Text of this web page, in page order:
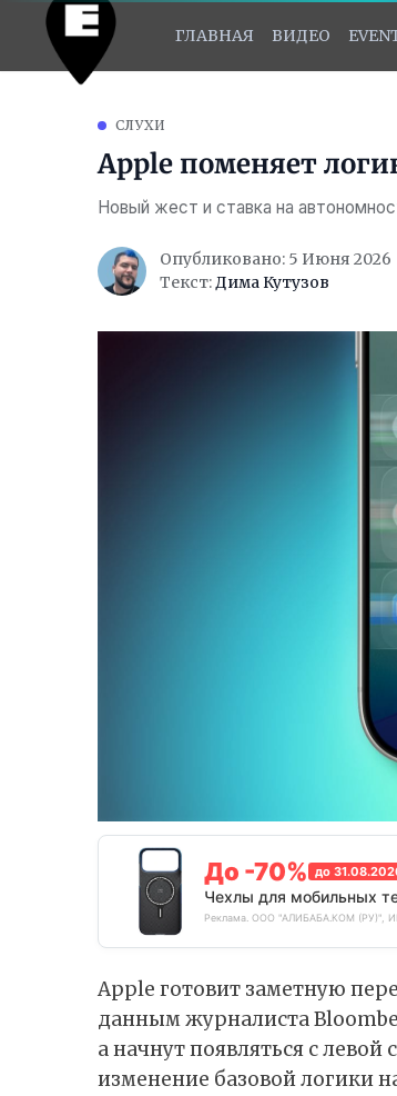
ГЛАВНАЯ ВИДЕО
СЛУХИ
Apple поменяет
Новый жест и ставка на
Опубликовано: 5 Июня 2026
Текст:Дима Кутузов
До -70% до
Чехлы для мобильных
Реклама. ООО "АЛИБАБА.КОМ (РУ)",
Apple готовит заметную
даннымжурналиста
а начнут появляться с
изменение базовой логики